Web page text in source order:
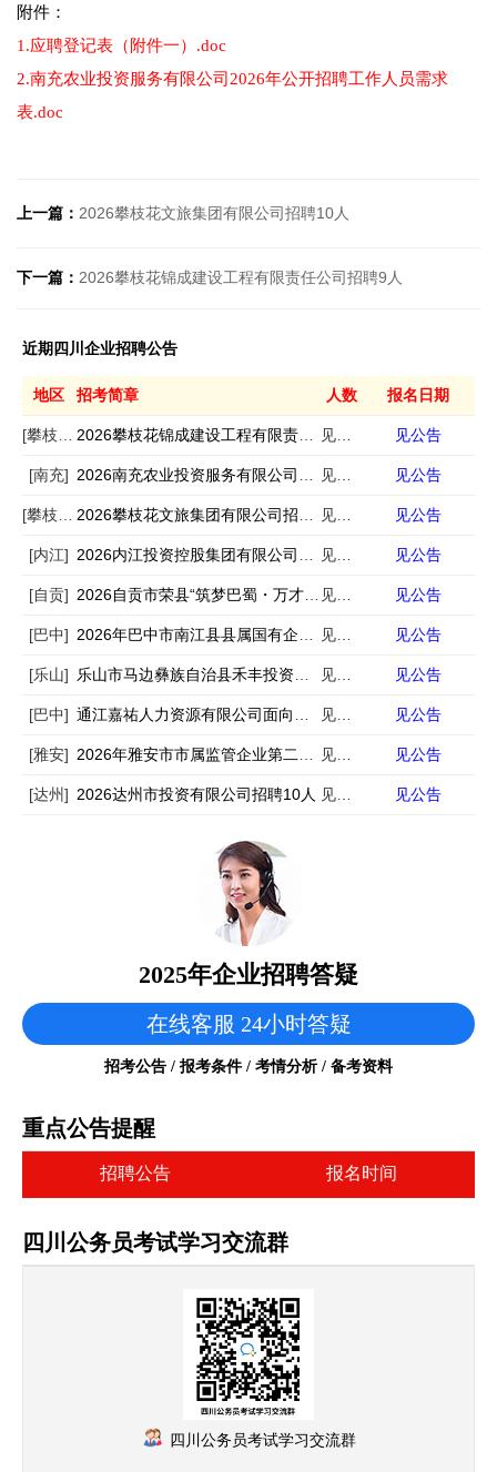
附件：
1.应聘登记表（附件一）.doc
2.南充农业投资服务有限公司2026年公开招聘工作人员需求
表.doc
上一篇： 2026攀枝花文旅集团有限公司招聘10人
下一篇： 2026攀枝花锦成建设工程有限责任公司招聘9人
近期四川企业招聘公告
地区 招考简章 人数 报名日期
[攀枝花] 2026攀枝花锦成建设工程有限责任公司招聘9人 见公告 见公告
[南充] 2026南充农业投资服务有限公司招聘18人 见公告 见公告
[攀枝花] 2026攀枝花文旅集团有限公司招聘10人 见公告 见公告
[内江] 2026内江投资控股集团有限公司招聘5人 见公告 见公告
[自贡] 2026自贡市荣县“筑梦巴蜀・万才兴农”行动第二批岗位招聘39人 见公告 见公告
[巴中] 2026年巴中市南江县县属国有企业公开招聘10名工作人员的公告 见公告 见公告
[乐山] 乐山市马边彝族自治县禾丰投资集团有限公司公开招聘人员公告 见公告 见公告
[巴中] 通江嘉祐人力资源有限公司面向社会公开招聘工作人员10人公告 见公告 见公告
[雅安] 2026年雅安市市属监管企业第二季度员工公开招聘的公告 见公告 见公告
[达州] 2026达州市投资有限公司招聘10人 见公告 见公告
2025年企业招聘答疑
在线客服 24小时答疑
招考公告 / 报考条件 / 考情分析 / 备考资料
重点公告提醒
招聘公告 报名时间
四川公务员考试学习交流群
四川公务员考试学习交流群